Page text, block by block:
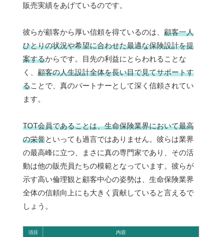
販売実績をあげているのです。
彼らが顧客から厚い信頼を得ているのは、 顧客一人
ひとりの状況や希望に合わせた最適な保険設計を提
案するからです。目先の利益にとらわれることな
く、 顧客の人生設計全体を長い目で見てサポートす
ることで、真のパートナーとして深く信頼されてい
ます。
TOT会員であることは、生命保険業界において最高
の栄誉といっても過言ではありません。彼らは業界
の最高峰に立つ、まさに真の専門家であり、その活
動は他の販売員たちの模範となっています。彼らが
示す高い倫理観と顧客中心の姿勢は、生命保険業界
全体の信頼向上にも大きく貢献していると言えるで
しょう。
項目 内容